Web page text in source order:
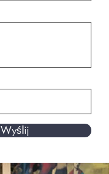
Wyślij